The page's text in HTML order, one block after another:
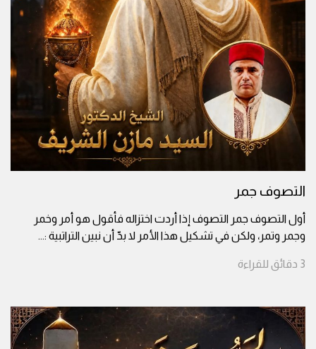
التصوف جمر
أول التصوف جمر التصوف إذا أردت اختزاله فأقول هو أمر وخمر
وجمر وتمر، ولكن في تشكيل هذا الأمر لا بدّ أن نبين التراتبية :...
3 دقائق للقراءة